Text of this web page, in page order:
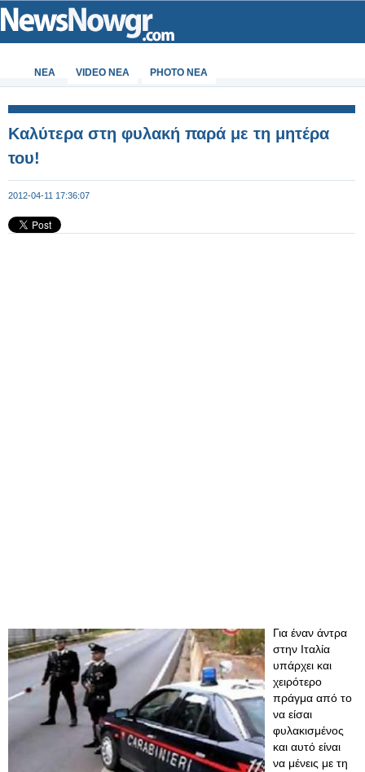
ΝΕΑ VIDEO NEA PHOTO NEA
Καλύτερα στη φυλακή παρά με τη μητέρα
του!
2012-04-11 17:36:07
Για έναν άντρα
στην Ιταλία
υπάρχει και
χειρότερο
πράγμα από το
να είσαι
φυλακισμένος
και αυτό είναι
να μένεις με τη